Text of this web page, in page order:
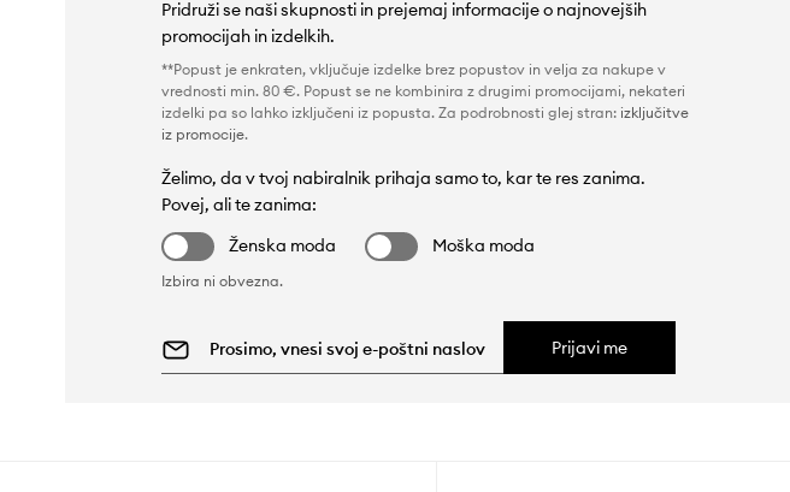
Pridruži se naši skupnosti in prejemaj informacije o najnovejših
promocijah in izdelkih.
**Popust je enkraten, vključuje izdelke brez popustov in velja za nakupe v
vrednosti min. 80 €. Popust se ne kombinira z drugimi promocijami, nekateri
izdelki pa so lahko izključeni iz popusta. Za podrobnosti glej stran: izključitve
iz promocije.
Želimo, da v tvoj nabiralnik prihaja samo to, kar te res zanima.
Povej, ali te zanima:
Ženska moda
Moška moda
Izbira ni obvezna.
Prijavi me